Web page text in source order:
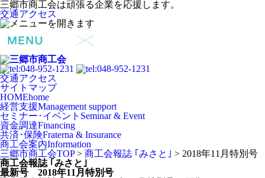
三郷市商工会は頑張る企業を応援します。
交通アクセス
交通アクセス
サイトマップ
HOMEhome
経営支援Management support
セミナー･イベント Seminar & Event
資金調達Financing
共済･保険Fraterna & Insurance
商工会案内Information
三郷市商工会TOP> 商工会報誌 ｢みさと｣ > 2018年11月特別号
商工会報誌 ｢みさと｣
最新号 2018年11月特別号